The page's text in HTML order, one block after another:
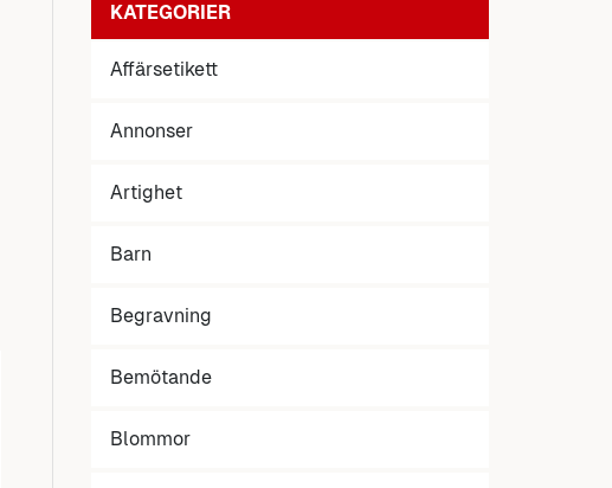
KATEGORIER
Affärsetikett
Annonser
Artighet
Barn
Begravning
Bemötande
Blommor